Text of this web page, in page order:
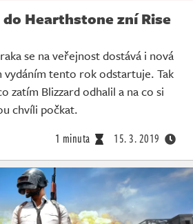
Hearthstone zní Rise
se na veřejnost dostává i nová
vydáním tento rok odstartuje. Tak
zatím Blizzard odhalil a na co si
chvíli počkat.
1 minuta 15. 3. 2019